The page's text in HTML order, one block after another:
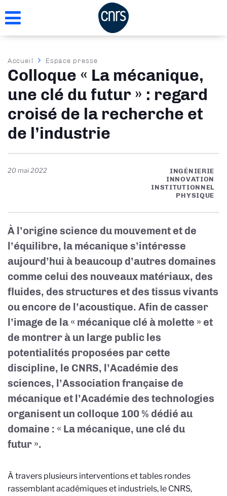
au
Fil
d'Ariane
Accueil Espace presse
Colloque « La mécanique,
une clé du futur » : regard
croisé de la recherche et
de l’industrie
20 mai 2022
INGÉNIERIE
INNOVATION
INSTITUTIONNEL
PHYSIQUE
À l’origine science du mouvement et de
l’équilibre, la mécanique s’intéresse
aujourd’hui à beaucoup d’autres domaines
comme celui des nouveaux matériaux, des
fluides, des structures et des tissus vivants
ou encore de l’acoustique. Afin de casser
l’image de la « mécanique clé à molette » et
de montrer à un large public les
potentialités proposées par cette
discipline, le CNRS, l’Académie des
sciences, l’Association française de
mécanique et l’Académie des technologies
organisent un colloque 100 % dédié au
domaine : « La mécanique, une clé du
futur ».
À travers plusieurs interventions et tables rondes
rassemblant académiques et industriels, le CNRS,